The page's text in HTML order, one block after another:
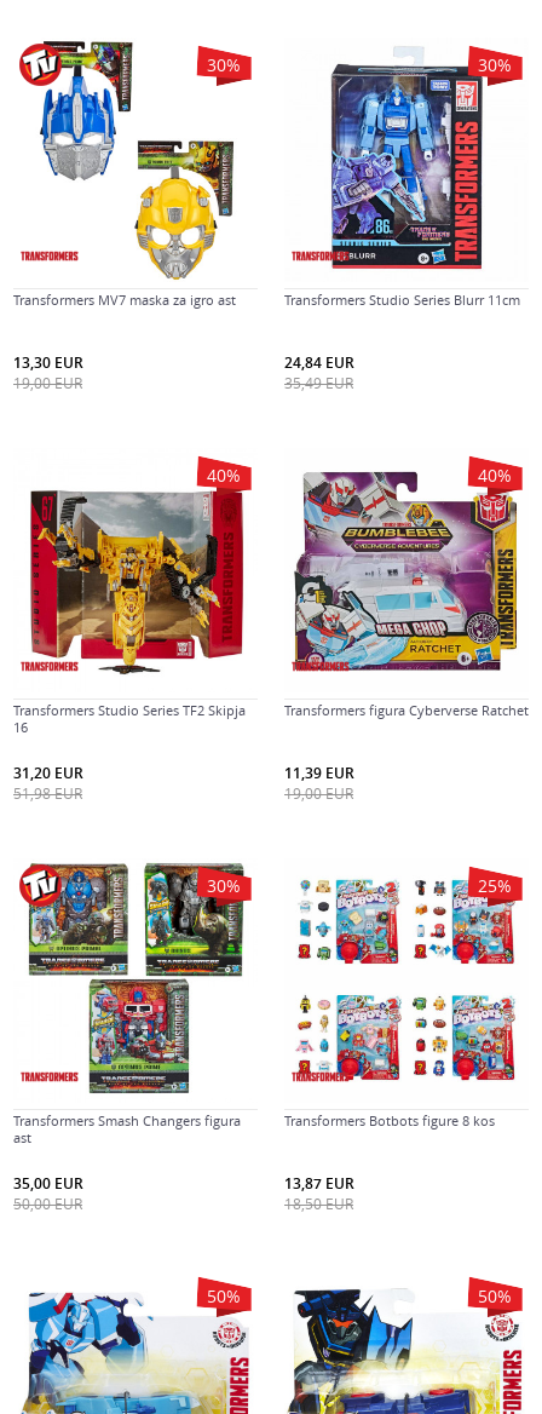
30%
Transformers MV7 maska za igro ast
13,30 EUR
19,00EUR
30%
Transformers Studio Series Blurr 11cm
24,84 EUR
35,49EUR
40%
Transformers Studio Series TF2 Skipja
16
31,20 EUR
51,98EUR
40%
Transformers figura Cyberverse Ratchet
11,39 EUR
19,00EUR
30%
Transformers Smash Changers figura
ast
35,00 EUR
50,00EUR
25%
Transformers Botbots figure 8 kos
13,87 EUR
18,50EUR
50% 50%